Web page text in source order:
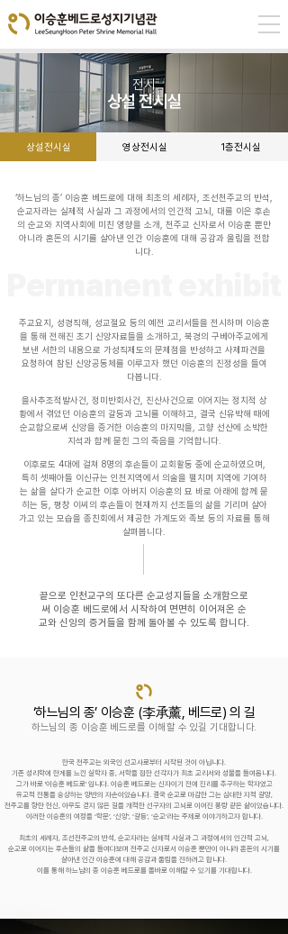
​전시
상설 전시실
상설전시실 영상전시실 1층전시실
‘하느님의 종’ 이승훈 베드로에 대해 최초의 세례자, 조선천주교의 반석,
순교자라는 실제적 사실과 그 과정에서의 인간적 고뇌, 대를 이은 후손
의 순교와 지역사회에 미친 영향을 소개, 천주교 신자로서 이승훈 뿐만
아니라 혼돈의 시기를 살아낸 인간 이승훈에 대해 공감과 울림을 전합
니다.
주교요지, 성경직해, 성교절요 등의 예전 교리서들을 전시하며 이승훈
을 통해 전해진 초기 신앙자료들을 소개하고, 북경의 구베아주교에게
보낸 서한의 내용으로 가성직제도의 문제점을 반성하고 사제파견을
요청하여 참된 신앙공동체를 이루고자 했던 이승훈의 진정성을 들여
다봅니다.
을사추조적발사건, 정미반회사건, 진산사건으로 이어지는 정치적 상
황에서 겪었던 이승훈의 갈등과 고뇌를 이해하고, 결국 신유박해 때에
순교함으로써 신앙을 증거한 이승훈의 마지막을, 고향 선산에 소박한
지석과 함께 묻힌 그의 죽음을 기억합니다.
이후로도 4대에 걸쳐 8명의 후손들이 교회활동 중에 순교하였으며,
특히 셋째아들 이신규는 인천지역에서 의술을 펼치며 지역에 기여하
는 삶을 살다가 순교한 이후 아버지 이승훈의 묘 바로 아래에 함께 묻
히는 등, 평창 이씨의 후손들이 현재까지 선조들의 삶을 기리며 살아
가고 있는 모습을 종친회에서 제공한 가계도와 족보 등의 자료를 통해
살펴봅니다.
끝으로 인천교구의 또다른 순교성지들을 소개함으로
써 이승훈 베드로에서 시작하여 면면히 이어져온 순
교와 신앙의 증거들을 함께 돌아볼 수 있도록 합니다.
‘하느님의 종’ 이승훈 (李承薰, 베드로) 의 길
하느님의 종 이승훈 베드로를 이해할 수 있길 기대합니다.
한국 천주교는 외국인 선교사로부터 시작된 것이 아닙니다.
기존 성리학에 한계를 느낀 실학자 중, 서학을 접한 선각자가 최초 교리서와 성물을 들여옵니다.
그가 바로 '이승훈 베드로' 입니다. 이승훈 베드로는 신자이기 전에 진리를 추구하는 학자였고
유교적 전통을 숭상하는 양반의 자손이었습니다. 결국 순교로 마감한 그는 심대한 지적 갈망,
천주교를 향한 헌신, 아무도 걷지 않은 길을 개척한 선구자의 고뇌로 이어진 풍랑 같은 삶이었습니다.
이러한 이승훈의 여정을 ‘학문’, ‘신앙’, ‘갈등’, ‘순교’라는 주제로 이야기하고자 합니다.
최초의 세례자, 조선천주교의 반석, 순교자라는 실제적 사실과 그 과정에서의 인간적 고뇌,
순교로 이어지는 후손들의 삶을 들여다보며 천주교 신자로서 이승훈 뿐만이 아니라 혼돈의 시기를
살아낸 인간 이승훈에 대해 공감과 울림을 전하려고 합니다.
이를 통해 하느님의 종 이승훈 베드로를 올바로 이해할 수 있기를 기대합니다.